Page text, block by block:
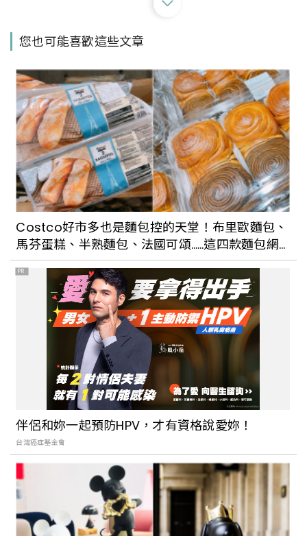
一日板橋藝術文青之旅！2020新北耶誕城
讓你美照拍不完！
走進嘉義舊城巷弄，遇見在地人文新風
景，享受美好的周末假期吧！
苗栗海線也有溫泉喔！PLUS苑裡最在地的
文青好店、甜點美食，帶你體驗小鎮文化
風情！
鹽山上長出6米高巨大蘑菇！？馬上收藏七
股最夯景點一日遊行程，過年就到台南走
春！
最新必踩復古秘境「臺灣文學基地」登
場！再加碼文青風美食甜品、打卡熱點，
快來趟慵懶愜意的一日遊吧！
增添城市新色彩！「板橋聯翠里3D彩繪
巷」強勢登場，加碼最藝術的1日遊行程！
您也可能喜歡這些文章
Costco好市多也是麵包控的天堂！布里歐麵包、
馬芬蛋糕、半熟麵包、法國可頌……這四款麵包網
友們都大推
PR
伴侶和妳一起預防HPV，才有資格說愛妳！
台灣癌症基金會